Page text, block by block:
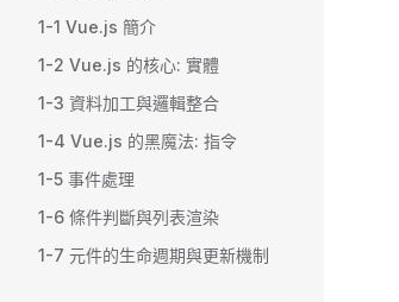
1-1 Vue.js 簡介
1-2 Vue.js 的核心: 實體
1-3 資料加工與邏輯整合
1-4 Vue.js 的黑魔法: 指令
1-5 事件處理
1-6 條件判斷與列表渲染
1-7 元件的生命週期與更新機制